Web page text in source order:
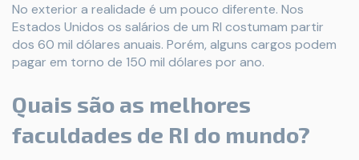
No exterior a realidade é um pouco diferente. Nos
Estados Unidos os salários de um RI costumam partir
dos 60 mil dólares anuais. Porém, alguns cargos podem
pagar em torno de 150 mil dólares por ano.
Quais são as melhores
faculdades de RI do mundo?